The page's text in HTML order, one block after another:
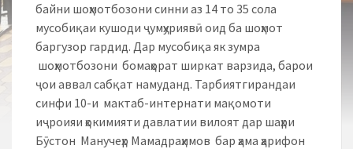
байни шоҳмотбозони синни аз 14 то 35 сола
мусобиқаи кушоди ҷумҳуриявӣ оид ба шоҳмот
баргузор гардид. Дар мусобиқа як зумра
шоҳмотбозони бомаҳорат ширкат варзида, барои
ҷои аввал сабқат намуданд. Тарбиятгирандаи
синфи 10-и мактаб-интернати мақомоти
иҷроияи ҳокимияти давлатии вилоят дар шаҳри
Бӯстон Манучеҳр Мамадраҳимов бар ҳама ҳарифон